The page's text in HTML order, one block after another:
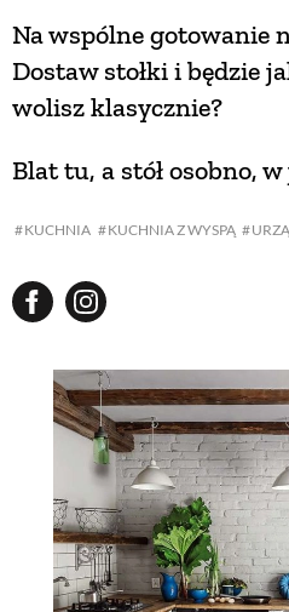
KUCHNIA KUCHNIA Z WYSPĄ
Na wspólne gotowanie
Dostaw stołki i będzie
wolisz klasycznie?
Blat tu, a stół osobno,